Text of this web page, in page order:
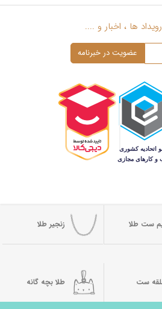
ها ، اخبار و ....
ست طلا زنجیر طلا
ست طلا بچه گانه